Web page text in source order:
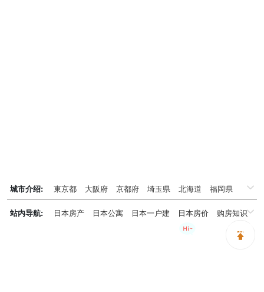
城市介绍: 東京都 大阪府 京都府 埼玉県 北海道
福岡県
千葉県
兵庫県
神奈川県
站内导航:
日本房产 日本公寓 日本一户建 日本房价
购房知识